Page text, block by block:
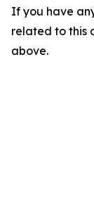
If you have
related to this
above.